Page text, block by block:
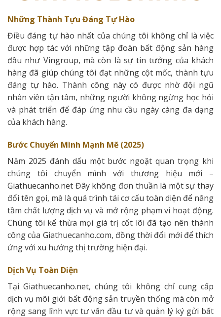
Những Thành Tựu Đáng Tự Hào
Điều đáng tự hào nhất của chúng tôi không chỉ là việc
được hợp tác với những tập đoàn bất động sản hàng
đầu như Vingroup, mà còn là sự tin tưởng của khách
hàng đã giúp chúng tôi đạt những cột mốc, thành tựu
đáng tự hào. Thành công này có được nhờ đội ngũ
nhân viên tận tâm, những người không ngừng học hỏi
và phát triển để đáp ứng nhu cầu ngày càng đa dạng
của khách hàng.
Bước Chuyển Mình Mạnh Mẽ (2025)
Năm 2025 đánh dấu một bước ngoặt quan trọng khi
chúng tôi chuyển mình với thương hiệu mới –
Giathuecanho.net Đây không đơn thuần là một sự thay
đổi tên gọi, mà là quá trình tái cơ cấu toàn diện để nâng
tầm chất lượng dịch vụ và mở rộng phạm vi hoạt động.
Chúng tôi kế thừa mọi giá trị cốt lõi đã tạo nên thành
công của Giathuecanho.com, đồng thời đổi mới để thích
ứng với xu hướng thị trường hiện đại.
Dịch Vụ Toàn Diện
Tại Giathuecanho.net, chúng tôi không chỉ cung cấp
dịch vụ môi giới bất động sản truyền thống mà còn mở
rộng sang lĩnh vực tư vấn đầu tư và quản lý ký gửi bất